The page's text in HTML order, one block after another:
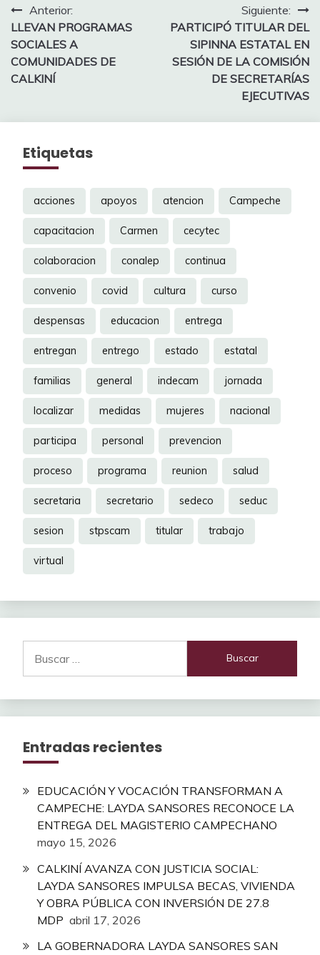
Navegación
de
entradas
Anterior:
LLEVAN PROGRAMAS
SOCIALES A
COMUNIDADES DE
CALKINÍ
Siguiente:
PARTICIPÓ TITULAR DEL
SIPINNA ESTATAL EN
SESIÓN DE LA COMISIÓN
DE SECRETARÍAS
EJECUTIVAS
Etiquetas
acciones apoyos atencion Campeche
capacitacion Carmen cecytec
colaboracion conalep continua
convenio covid cultura curso
despensas educacion entrega
entregan entrego estado estatal
familias general indecam jornada
localizar medidas mujeres nacional
participa personal prevencion
proceso programa reunion salud
secretaria secretario sedeco seduc
sesion stpscam titular trabajo
virtual
Entradas recientes
EDUCACIÓN Y VOCACIÓN TRANSFORMAN A
CAMPECHE: LAYDA SANSORES RECONOCE LA
ENTREGA DEL MAGISTERIO CAMPECHANO
mayo 15, 2026
CALKINÍ AVANZA CON JUSTICIA SOCIAL:
LAYDA SANSORES IMPULSA BECAS, VIVIENDA
Y OBRA PÚBLICA CON INVERSIÓN DE 27.8
MDP abril 17, 2026
LA GOBERNADORA LAYDA SANSORES SAN